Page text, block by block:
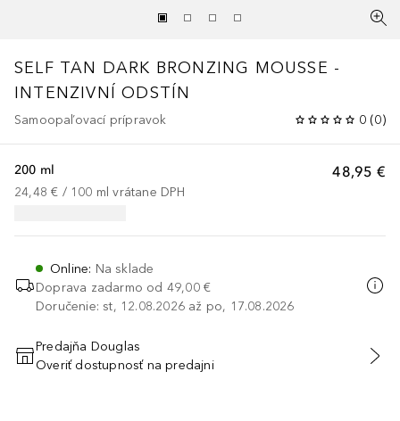
SELF TAN DARK BRONZING MOUSSE -
INTENZIVNÍ ODSTÍN
Samoopaľovací prípravok 0 (0)
48,95 €
200 ml
24,48 € / 100 ml vrátane DPH
Online: Na sklade
Doprava zadarmo od 49,00 €
Doručenie: st, 12.08.2026 až po, 17.08.2026
PRIDAŤ DO KOŠÍKA
Predajňa Douglas
Overiť dostupnosť na predajni